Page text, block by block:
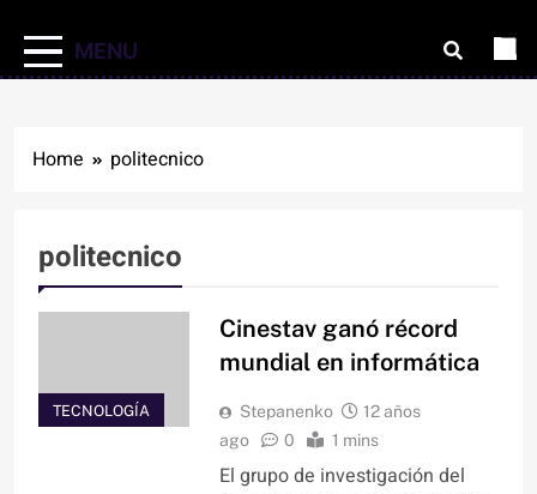
MENU
Home politecnico
politecnico
TECNOLOGÍA
Cinestav ganó récord
mundial en informática
Stepanenko
12 años
ago
0 1 mins
El grupo de investigación del